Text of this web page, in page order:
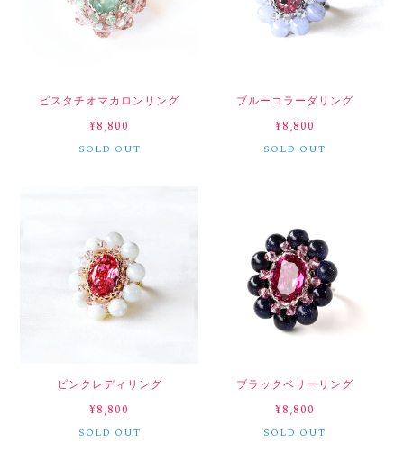
ピスタチオマカロンリング
¥8,800
SOLD OUT
ブルーコラーダリング
¥8,800
SOLD OUT
ピンクレディリング
¥8,800
SOLD OUT
ブラックベリーリング
¥8,800
SOLD OUT